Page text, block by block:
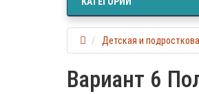
Детская и
Вариант 6